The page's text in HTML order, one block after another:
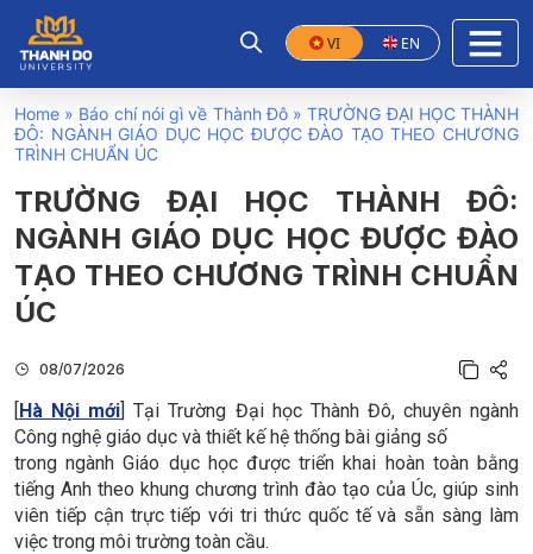
VI EN
Home » Báo chí nói gì về Thành Đô»TRƯỜNG ĐẠI HỌC THÀNH
ĐÔ: NGÀNH GIÁO DỤC HỌC ĐƯỢC ĐÀO TẠO THEO CHƯƠNG
TRÌNH CHUẨN ÚC
TRƯỜNG ĐẠI HỌC THÀNH ĐÔ:
NGÀNH GIÁO DỤC HỌC ĐƯỢC ĐÀO
TẠO THEO CHƯƠNG TRÌNH CHUẨN
ÚC
08/07/2026
Hà Nội mới ] Tại Trường Đại học Thành Đô, chuyên ngành
Công nghệ giáo dục và thiết kế hệ thống bài giảng số
trong ngành Giáo dục học được triển khai hoàn toàn bằng
tiếng Anh theo khung chương trình đào tạo của Úc, giúp sinh
viên tiếp cận trực tiếp với tri thức quốc tế và sẵn sàng làm
việc trong môi trường toàn cầu.